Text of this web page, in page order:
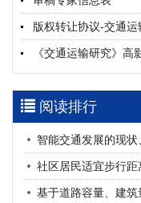
9931.2026.03.012
摘要 (20) HTML(
多层能源供给网络下
郝泉霖, 兰富安, 赖波,
2026, 12(3): 163-175.
9931.2026.03.013
摘要 (14) HTML(
道路建养运通用碳核算
王元庆, 王皎, 刘圆圆,
2026, 12(3): 176-189.
版权转让协议-交通运
《交通运输研究》
中英文摘要撰写规范
阅读排行
智能交通发展的现
社区居民适宜步行距